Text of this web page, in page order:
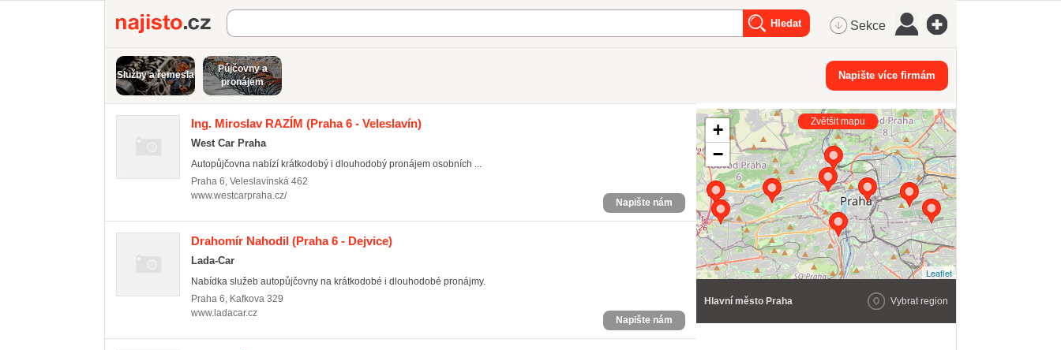
Najisto.cz Sekce
Služby a řemesla
Půjčovny a
pronájem
Napište více firmám
Ing. Miroslav RAZÍM (Praha 6 - Veleslavín)
West Car Praha
Autopůjčovna nabízí krátkodobý i dlouhodobý pronájem osobních ...
Praha 6, Veleslavínská 462
www.westcarpraha.cz/
Napište nám
Drahomír Nahodil (Praha 6 - Dejvice)
Lada-Car
Nabídka služeb autopůjčovny na krátkodobé i dlouhodobé pronájmy.
Praha 6, Kafkova 329
www.ladacar.cz
Napište nám
+
−
Leaflet
Zvětšit mapu
Hlavní město Praha Vybrat region